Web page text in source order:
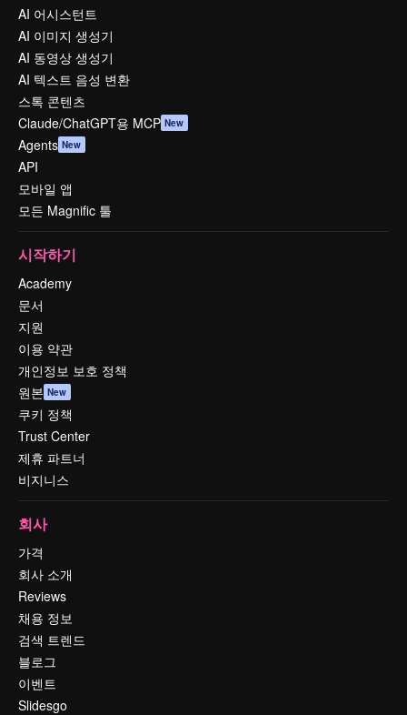
AI 어시스턴트
AI 이미지 생성기
AI 동영상 생성기
AI 텍스트 음성 변환
스톡 콘텐츠
Claude/ChatGPT용 MCP New
Agents New
API
모바일 앱
모든 Magnific 툴
시작하기
Academy
문서
지원
이용 약관
개인정보 보호 정책
원본 New
쿠키 정책
Trust Center
제휴 파트너
비지니스
회사
가격
회사 소개
Reviews
채용 정보
검색 트렌드
블로그
이벤트
Slidesgo